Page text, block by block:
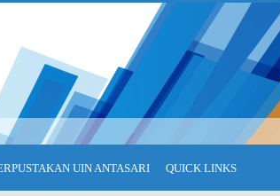
UIN ANTASARI QUICK LINKS